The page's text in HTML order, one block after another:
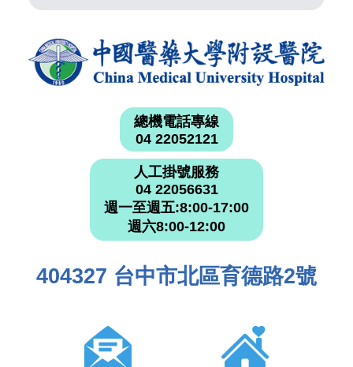
總機電話專線
04 22052121
人工掛號服務
04 22056631
週一至週五:8:00-17:00
週六8:00-12:00
404327 台中市北區育德路2號